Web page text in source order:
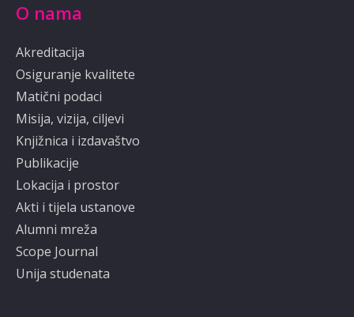
O nama
Akreditacija
Osiguranje kvalitete
Matični podaci
Misija, vizija, ciljevi
Knjižnica i izdavaštvo
Publikacije
Lokacija i prostor
Akti i tijela ustanove
Alumni mreža
Scope Journal
Unija studenata